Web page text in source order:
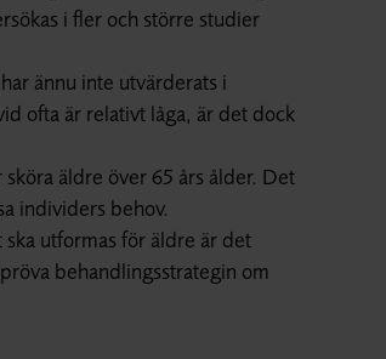
i fler och större studier
ännu inte utvärderats i
ofta är relativt låga, är det dock
äldre över 65 års ålder. Det
individers behov.
utformas för äldre är det
behandlingsstrategin om